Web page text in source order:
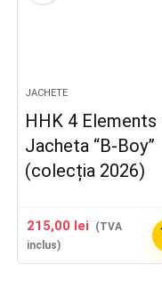
JACHETE
HHK 4 Elements
Jacheta “B-Boy”
(colecția 2026)
215,00 lei
(TVA
inclus)